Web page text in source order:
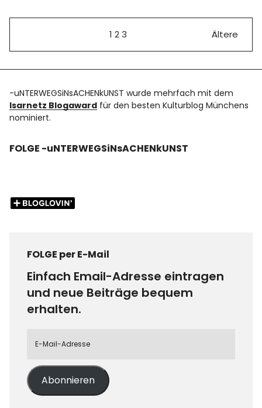
1 2 3 Ältere
-uNTERWEGSiNsACHENkUNST wurde mehrfach mit dem
Isarnetz Blogaward für den besten Kulturblog Münchens
nominiert.
FOLGE -uNTERWEGSiNsACHENkUNST
FOLGE per E-Mail
Einfach Email-Adresse eintragen
und neue Beiträge bequem
erhalten.
Abonnieren